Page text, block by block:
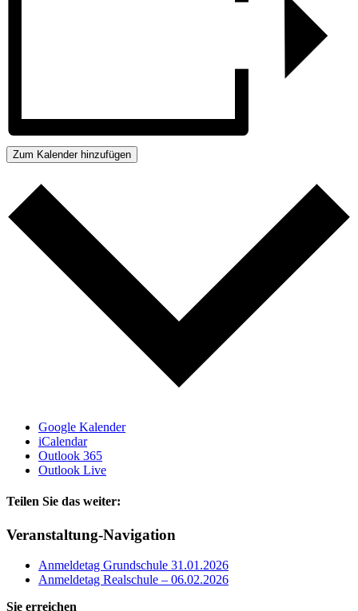
Zum Kalender hinzufügen
Google Kalender
iCalendar
Outlook 365
Outlook Live
Teilen Sie das weiter:
Facebook
X
E-
Veranstaltung-Navigation
Anmeldetag Grundschule 31.01.2026
Anmeldetag Realschule – 06.02.2026
Sie erreichen